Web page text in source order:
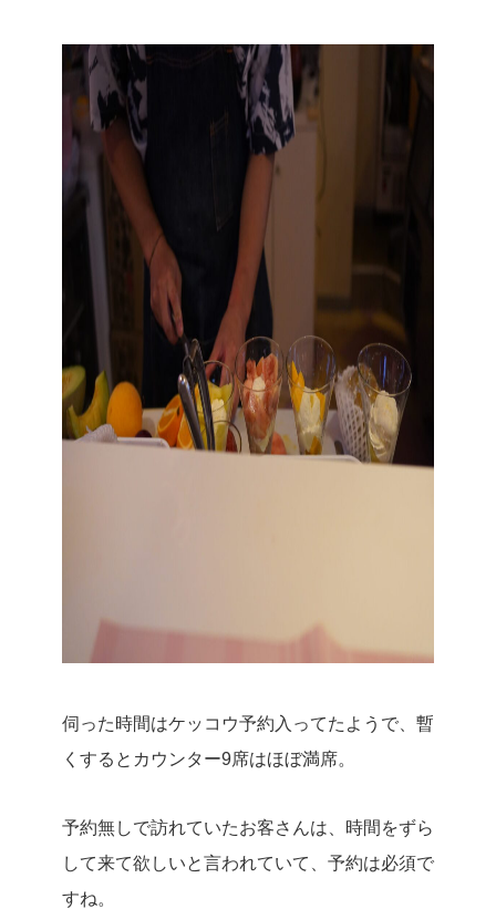
伺った時間はケッコウ予約入ってたようで、暫
くするとカウンター9席はほぼ満席。
予約無しで訪れていたお客さんは、時間をずら
して来て欲しいと言われていて、予約は必須で
すね。